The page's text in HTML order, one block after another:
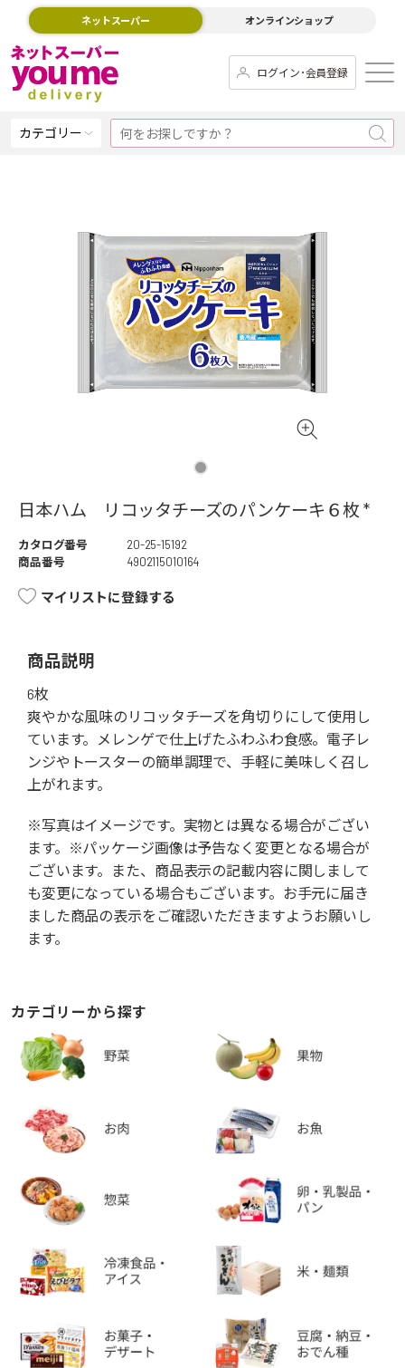
ネットスーパー オンラインショップ
ログイン･会員登録
カテゴリー
日本ハム リコッタチーズのパンケーキ６枚 *
カタログ番号
20-25-15192
商品番号
4902115010164
マイリストに登録する
商品説明
6枚
爽やかな風味のリコッタチーズを角切りにして使用し
ています。メレンゲで仕上げたふわふわ食感。電子レ
ンジやトースターの簡単調理で、手軽に美味しく召し
上がれます。
※写真はイメージです。実物とは異なる場合がござい
ます。※パッケージ画像は予告なく変更となる場合が
ございます。また、商品表示の記載内容に関しまして
も変更になっている場合もございます。お手元に届き
ました商品の表示をご確認いただきますようお願いし
ます。
カテゴリーから探す